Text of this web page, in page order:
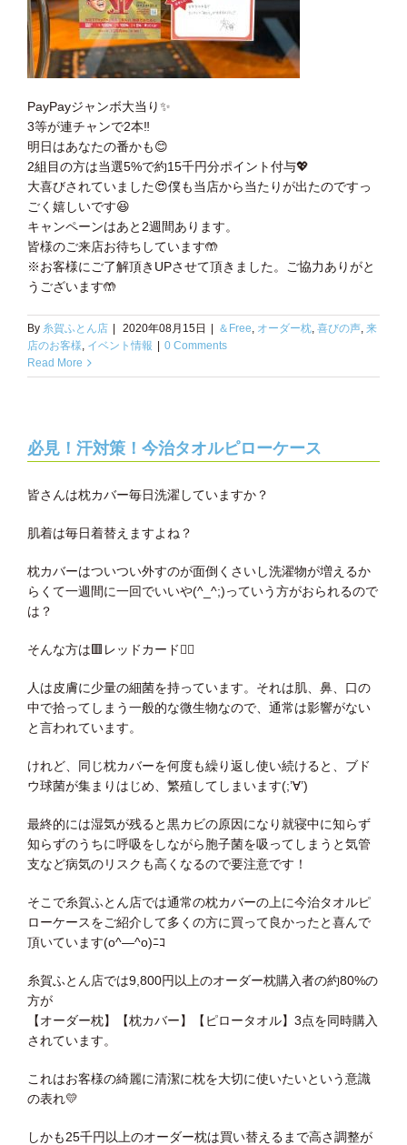
PayPayジャンボ大当り✨
3等が連チャンで2本‼️
明日はあなたの番かも😊
2組目の方は当選5%で約15千円分ポイント付与💖
大喜びされていました😍僕も当店から当たりが出たのですっ
ごく嬉しいです😆
キャンペーンはあと2週間あります。
皆様のご来店お待ちしています🤲
※お客様にご了解頂きUPさせて頂きました。ご協力ありがと
うございます🤲
By 糸賀ふとん店 2020年08月15日 ＆Free, オーダー枕, 喜びの声, 来
店のお客様, イベント情報
0 Comments
Read More
必見！汗対策！今治タオルピローケース
皆さんは枕カバー毎日洗濯していますか？
肌着は毎日着替えますよね？
枕カバーはついつい外すのが面倒くさいし洗濯物が増えるか
らくて一週間に一回でいいや(^_^;)っていう方がおられるので
は？
そんな方は🟥レッドカード🙅‍♂️
人は皮膚に少量の細菌を持っています。それは肌、鼻、口の
中で拾ってしまう一般的な微生物なので、通常は影響がない
と言われています。
けれど、同じ枕カバーを何度も繰り返し使い続けると、ブド
ウ球菌が集まりはじめ、繁殖してしまいます(;’∀’)
最終的には湿気が残ると黒カビの原因になり就寝中に知らず
知らずのうちに呼吸をしながら胞子菌を吸ってしまうと気管
支など病気のリスクも高くなるので要注意です！
そこで糸賀ふとん店では通常の枕カバーの上に今治タオルピ
ローケースをご紹介して多くの方に買って良かったと喜んで
頂いています(o^―^o)ﾆｺ
糸賀ふとん店では9,800円以上のオーダー枕購入者の約80%の
方が
【オーダー枕】【枕カバー】【ピロータオル】3点を同時購入
されています。
これはお客様の綺麗に清潔に枕を大切に使いたいという意識
の表れ💛
しかも25千円以上のオーダー枕は買い替えるまで高さ調整が